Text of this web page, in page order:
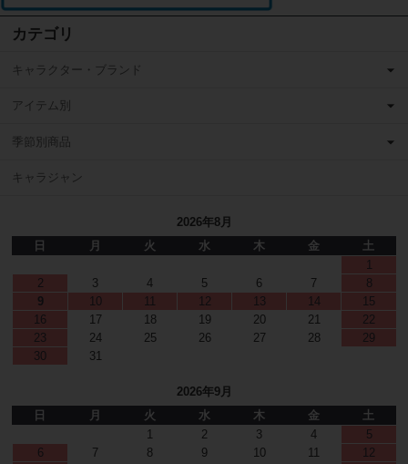
カテゴリ
キャラクター・ブランド
アイテム別
季節別商品
キャラジャン
2026年8月
日
月 火 水 木 金
土
1
2
3 4 5 6 7
8
9
10 11 12 13 14
15
16
17 18 19 20 21
22
23
24 25 26 27 28
29
30
31
2026年9月
日
月 火 水 木 金
土
1
2 3 4
5
6
7 8 9 10 11 12